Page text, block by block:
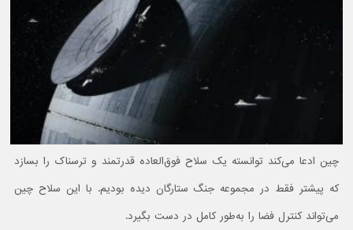
چین ادعا می‌کند توانسته یک سلاح فوق‌العاده قدرتمند و ترسناک را بسازد
که پیشتر فقط در مجموعه جنگ ستارگان دیده بودیم. با این سلاح چین
می‌تواند کنترل فضا را به‌طور کامل در دست بگیرد.